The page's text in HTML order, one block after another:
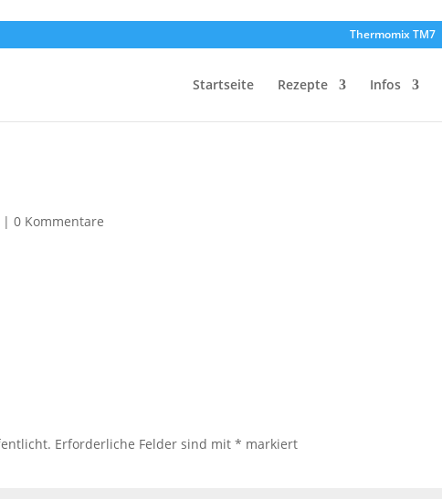
Thermomix TM7
Startseite Rezepte Infos
|0 Kommentare
Erforderliche Felder sind mit* markiert